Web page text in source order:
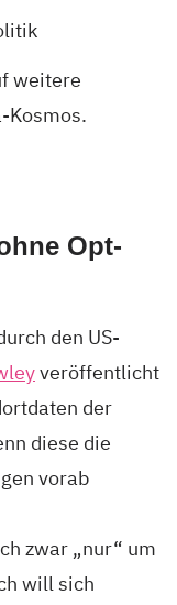
weitere
Kosmos.
Opt-
den US-
veröffentlicht
der
diese die
vorab
zwar „nur“ um
will sich